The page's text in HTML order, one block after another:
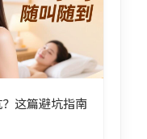
这篇避坑指南